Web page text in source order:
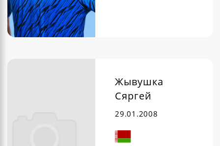
Жывушка
Сяргей
29.01.2008